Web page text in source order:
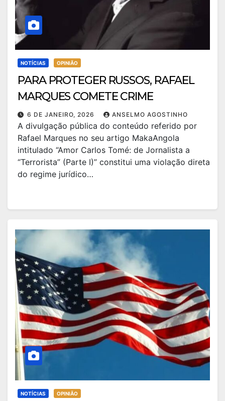
NOTÍCIAS OPINIÃO
PARA PROTEGER RUSSOS, RAFAEL
MARQUES COMETE CRIME
6 DE JANEIRO, 2026 ANSELMO AGOSTINHO
A divulgação pública do conteúdo referido por
Rafael Marques no seu artigo MakaAngola
intitulado “Amor Carlos Tomé: de Jornalista a
“Terrorista” (Parte I)” constitui uma violação direta
do regime jurídico…
NOTÍCIAS OPINIÃO